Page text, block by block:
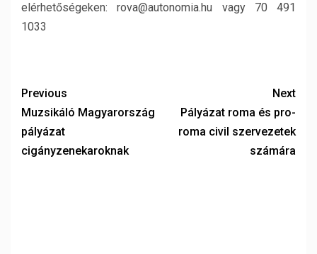
elérhetőségeken: rova@autonomia.hu vagy 70 491
1033
Previous
Muzsikáló Magyarország
pályázat
cigányzenekaroknak
Next
Pályázat roma és pro-
roma civil szervezetek
számára